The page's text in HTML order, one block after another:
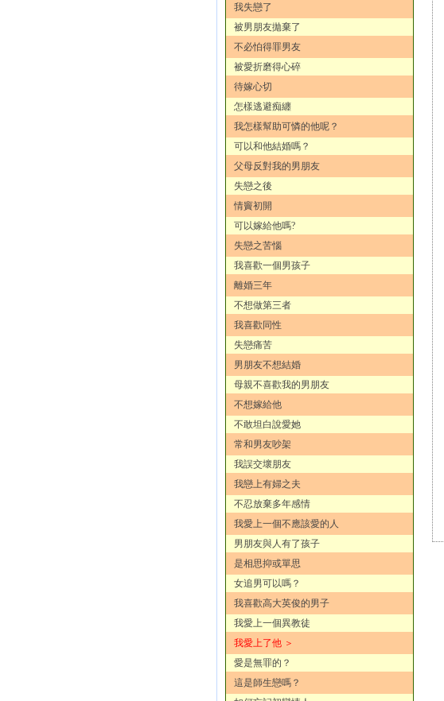
我失戀了
被男朋友拋棄了
不必怕得罪男友
被愛折磨得心碎
待嫁心切
怎樣逃避痴纏
我怎樣幫助可憐的他呢？
可以和他結婚嗎？
父母反對我的男朋友
失戀之後
情竇初開
可以嫁給他嗎?
失戀之苦惱
我喜歡一個男孩子
離婚三年
不想做第三者
我喜歡同性
失戀痛苦
男朋友不想結婚
母親不喜歡我的男朋友
不想嫁給他
不敢坦白說愛她
常和男友吵架
我誤交壞朋友
我戀上有婦之夫
不忍放棄多年感情
我愛上一個不應該愛的人
男朋友與人有了孩子
是相思抑或單思
女追男可以嗎？
我喜歡高大英俊的男子
我愛上一個異教徒
我愛上了他 ＞
愛是無罪的？
這是師生戀嗎？